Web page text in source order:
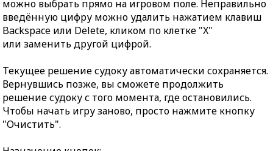
можно выбрать прямо на игровом поле. Неправильно
введённую цифру можно удалить нажатием клавиш
Backspace или Delete, кликом по клетке "X"
или заменить другой цифрой.
Текущее решение судоку автоматически сохраняется.
Вернувшись позже, вы сможете продолжить
решение судоку с того момента, где остановились.
Чтобы начать игру заново, просто нажмите кнопку
"Очистить".